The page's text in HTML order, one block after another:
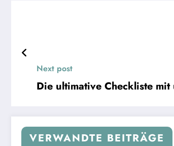
Next post
Die ultimative Checkliste
VERWANDTE BEITRÄGE